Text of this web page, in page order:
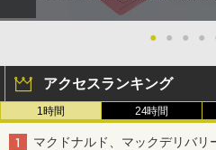
● ● ● ●
アクセスランキング
1時間 24時間
マクドナルド、マックデリバ